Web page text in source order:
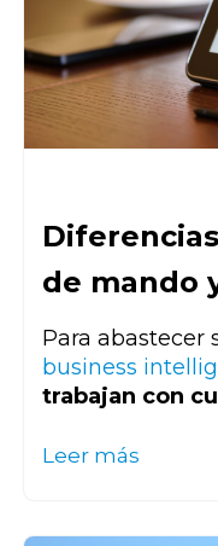
de mando
Para abastecer
business
trabajan con
Leer más